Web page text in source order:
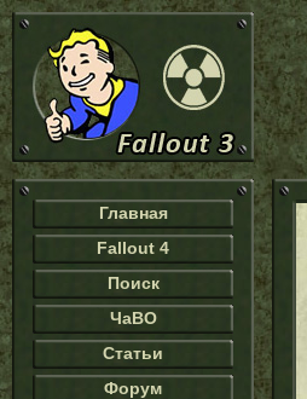
Главная
Fallout 4
Поиск
ЧаВО
Статьи
Форум